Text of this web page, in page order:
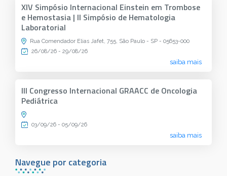
Navegue por categoria
XIV Simpósio Internacional Einstein em Trombose
e Hemostasia | II Simpósio de Hematologia
Laboratorial
Rua Comendador Elias Jafet, 755, São Paulo - SP - 05653-000
26/08/26 - 29/08/26
saiba mais
III Congresso Internacional GRAACC de Oncologia
Pediátrica
03/09/26 - 05/09/26
saiba mais